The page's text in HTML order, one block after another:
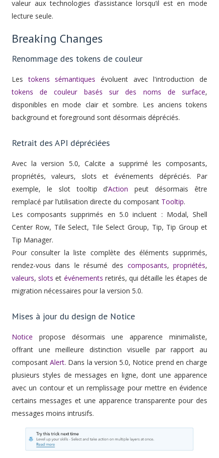
valeur aux technologies d’assistance lorsqu’il est en mode
lecture seule.
Breaking Changes
Renommage des tokens de couleur
Lestokens sémantiques évoluent avec l'introduction de
tokens de couleur basés sur des noms de surface,
disponibles en mode clair et sombre. Les anciens tokens
background et foreground sont désormais dépréciés.
Retrait des API dépréciées
Avec la version 5.0, Calcite a supprimé les composants,
propriétés, valeurs, slots et événements dépréciés. Par
exemple, le slot tooltip d’Action peut désormais être
remplacé par l’utilisation directe du composant Tooltip.
Les composants supprimés en 5.0 incluent : Modal, Shell
Center Row, Tile Select, Tile Select Group, Tip, Tip Group et
Tip Manager.
Pour consulter la liste complète des éléments supprimés,
rendez-vous dans le résumé des composants,propriétés,
valeurs,slots et événements retirés, qui détaille les étapes de
migration nécessaires pour la version 5.0.
Mises à jour du design de Notice
Notice propose désormais une apparence minimaliste,
offrant une meilleure distinction visuelle par rapport au
composantAlert. Dans la version 5.0, Notice prend en charge
plusieurs styles de messages en ligne, dont une apparence
avec un contour et un remplissage pour mettre en évidence
certains messages et une apparence transparente pour des
messages moins intrusifs.